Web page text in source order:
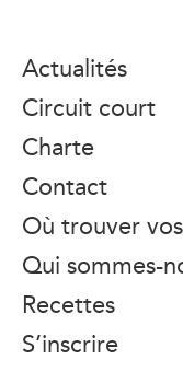
Actualités
Circuit court
Charte
Contact
Où trouver
Qui sommes-
Recettes
S’inscrire